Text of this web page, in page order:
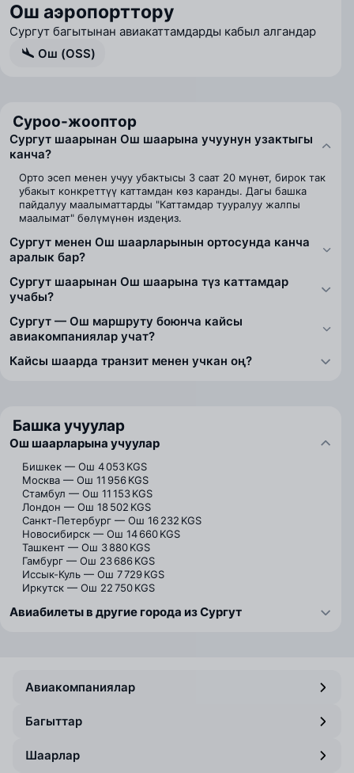
Ош аэропорттору
Сургут багытынан авиакаттамдарды кабыл алгандар
Ош (OSS)
Суроо-жооптор
Сургут шаарынан Ош шаарына учуунун узактыгы
канча?
Орто эсеп менен учуу убактысы 3 саат 20 мүнөт, бирок так
убакыт конкреттүү каттамдан көз каранды. Дагы башка
пайдалуу маалыматтарды "Каттамдар тууралуу жалпы
маалымат" бөлүмүнөн издеңиз.
Сургут менен Ош шаарларынын ортосунда канча
аралык бар?
Сургут шаарынан Ош шаарына түз каттамдар
учабы?
Сургут — Ош маршруту боюнча кайсы
авиакомпаниялар учат?
Кайсы шаарда транзит менен учкан оң?
Башка учуулар
Ош шаарларына учуулар
Бишкек — Ош 4 053 KGS
Москва — Ош 11 956 KGS
Стамбул — Ош 11 153 KGS
Лондон — Ош 18 502 KGS
Санкт-Петербург — Ош 16 232 KGS
Новосибирск — Ош 14 660 KGS
Ташкент — Ош 3 880 KGS
Гамбург — Ош 23 686 KGS
Иссык-Куль — Ош 7 729 KGS
Иркутск — Ош 22 750 KGS
Авиабилеты в другие города из Сургут
Авиакомпаниялар
Багыттар
Шаарлар